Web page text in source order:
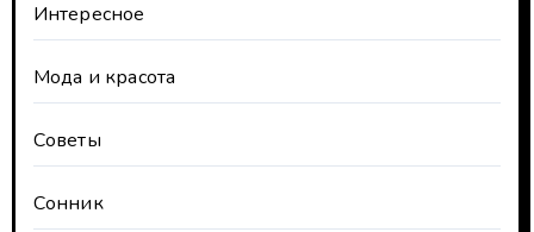
Интересное
Мода и красота
Советы
Сонник